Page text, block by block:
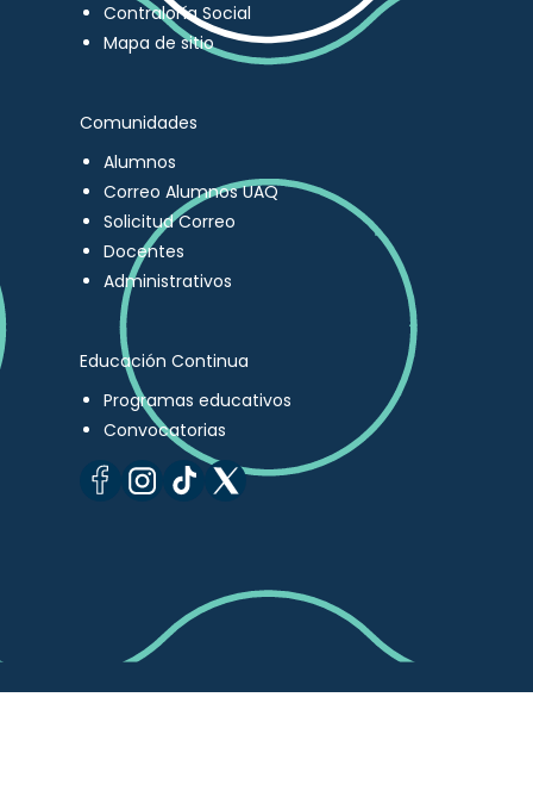
Contraloría Social
Mapa de sitio
Comunidades
Alumnos
Correo Alumnos UAQ
Solicitud Correo
Docentes
Administrativos
Educación Continua
Programas educativos
Convocatorias